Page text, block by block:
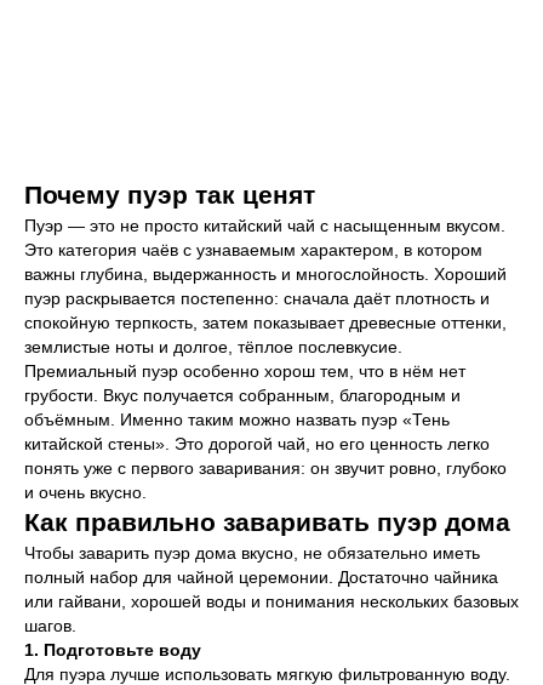
Почему пуэр так ценят
Пуэр — это не просто китайский чай с насыщенным вкусом.
Это категория чаёв с узнаваемым характером, в котором
важны глубина, выдержанность и многослойность. Хороший
пуэр раскрывается постепенно: сначала даёт плотность и
спокойную терпкость, затем показывает древесные оттенки,
землистые ноты и долгое, тёплое послевкусие.
Премиальный пуэр особенно хорош тем, что в нём нет
грубости. Вкус получается собранным, благородным и
объёмным. Именно таким можно назвать пуэр «Тень
китайской стены». Это дорогой чай, но его ценность легко
понять уже с первого заваривания: он звучит ровно, глубоко
и очень вкусно.
Как правильно заваривать пуэр дома
Чтобы заварить пуэр дома вкусно, не обязательно иметь
полный набор для чайной церемонии. Достаточно чайника
или гайвани, хорошей воды и понимания нескольких базовых
шагов.
1. Подготовьте воду
Для пуэра лучше использовать мягкую фильтрованную воду.